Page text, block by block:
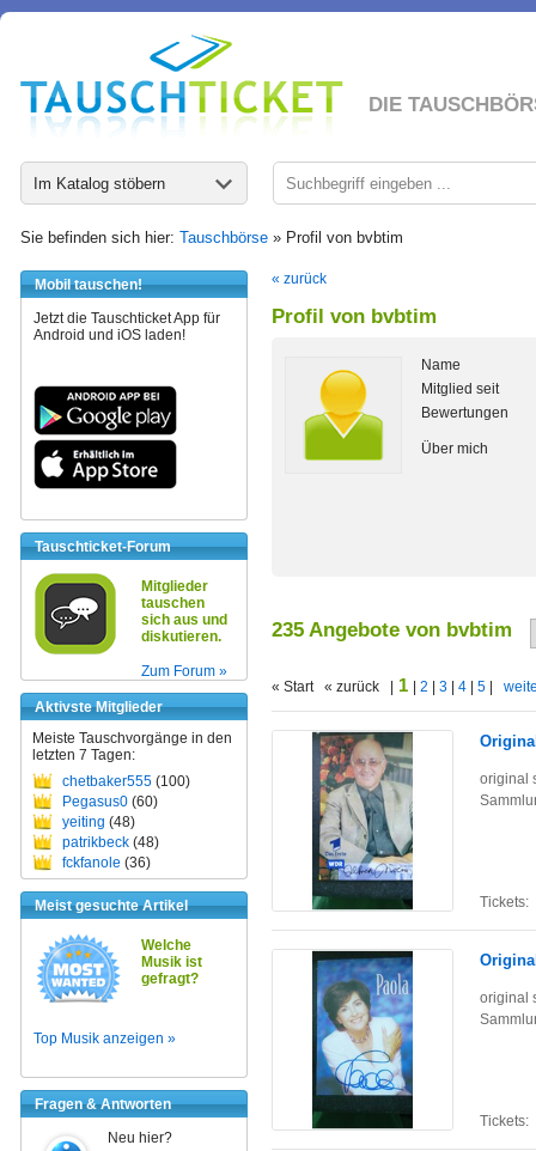
DIE
Im Katalog stöbern
Sie befinden sich hier: Tauschbörse » Profil von bvbtim
Mobil tauschen!
Jetzt die Tauschticket App für
Android und iOS laden!
Tauschticket-Forum
Mitglieder
tauschen
sich aus und
diskutieren.
Zum Forum »
Aktivste Mitglieder
Meiste Tauschvorgänge in den
letzten 7 Tagen:
chetbaker555 (100)
Pegasus0 (60)
yeiting (48)
patrikbeck (48)
fckfanole (36)
Meist gesuchte Artikel
Welche
Musik ist
gefragt?
Top Musik anzeigen »
Fragen & Antworten
Neu hier?
« zurück
Profil von bvbtim
Name
Mitglied seit
Bewertungen
Über mich
235 Angebote von bvbtim
« Start « zurück | 1 2 3 4 5
original
Tickets:
original
Tickets: